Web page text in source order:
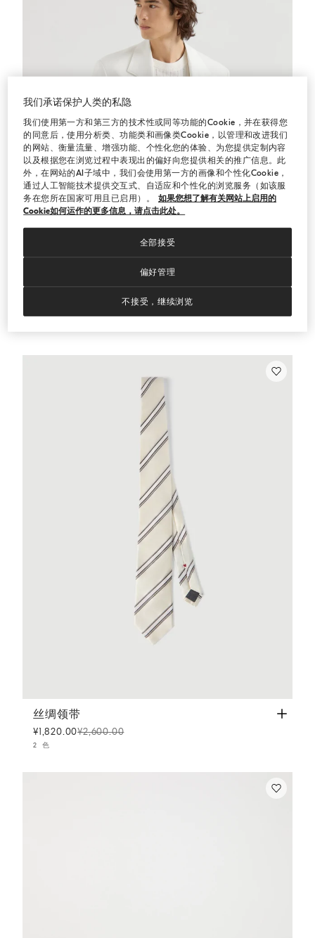
巴拿马色
丝绸领带
丝绸领带
¥1,820.00¥2,600.00
2 色
我们承诺保护人类的私隐
我们使用第一方和第三方的技术性或同等功能的Cookie，并在获得您
的同意后，使用分析类、功能类和画像类Cookie，以管理和改进我们
的网站、衡量流量、增强功能、个性化您的体验、为您提供定制内容
以及根据您在浏览过程中表现出的偏好向您提供相关的推广信息。此
外，在网站的AI子域中，我们会使用第一方的画像和个性化Cookie，
通过人工智能技术提供交互式、自适应和个性化的浏览服务（如该服
务在您所在国家可用且已启用）。
如果您想了解有关网站上启用的
Cookie如何运作的更多信息，请点击此处。
偏好管理
不接受，继续浏览
全部接受